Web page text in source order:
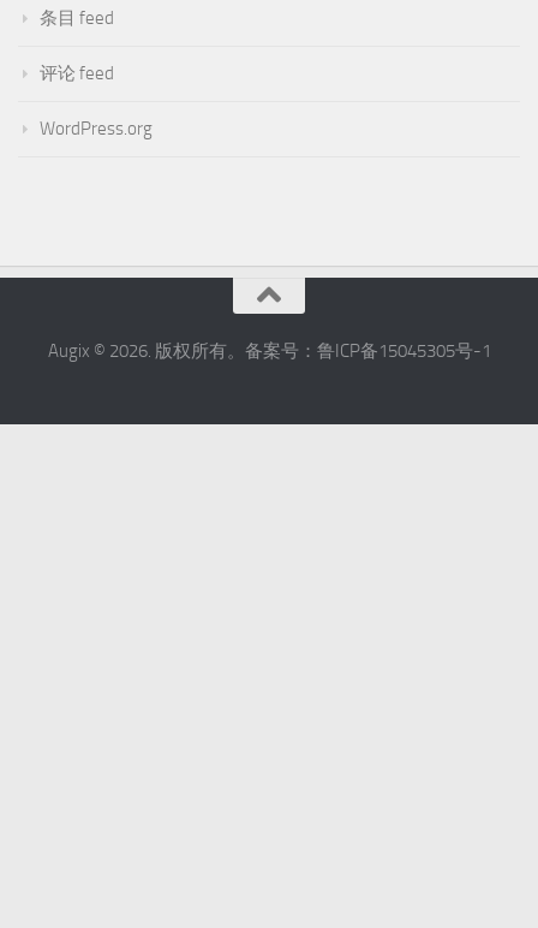
条目 feed
评论 feed
WordPress.org
Augix © 2026. 版权所有。备案号：鲁ICP备15045305号-1